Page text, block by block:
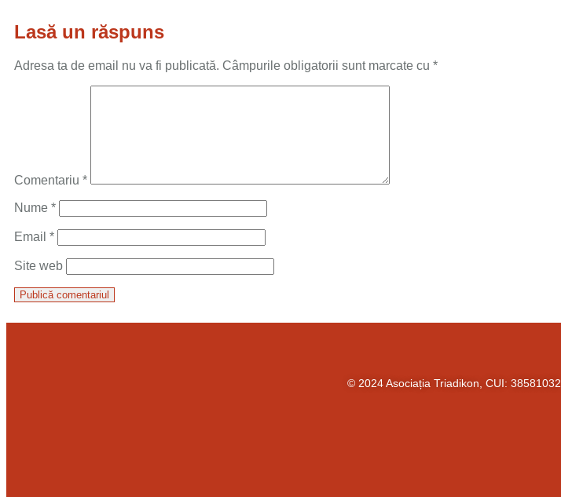
Lasă un răspuns
Adresa ta de email nu va fi publicată. Câmpurile obligatorii sunt marcate cu *
Comentariu *
Nume *
Email *
Site web
© 2024 Asociația Triadikon, CUI: 38581032